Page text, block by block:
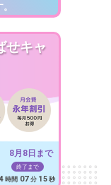
せキャ
8月8日まで
終了まで
時間 07 分 13 秒